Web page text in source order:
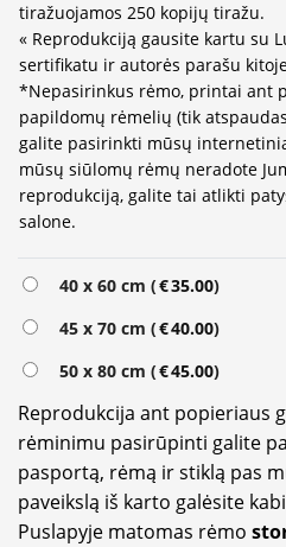
tiražuojamos 250 kopijų tiražu.
« Reprodukciją gausite kartu su
sertifikatu ir autorės parašu
*Nepasirinkus rėmo, printai ant
papildomų rėmelių (tik
galite pasirinkti mūsų
mūsų siūlomų rėmų neradote
reprodukciją, galite tai atlikti
salone.
40 x 60 cm (€35.00)
45 x 70 cm (€40.00)
50 x 80 cm (€45.00)
Reprodukcija ant popieriaus
rėminimu pasirūpinti galite
pasportą, rėmą ir stiklą pas
paveikslą iš karto galėsite
Puslapyje matomas rėmo